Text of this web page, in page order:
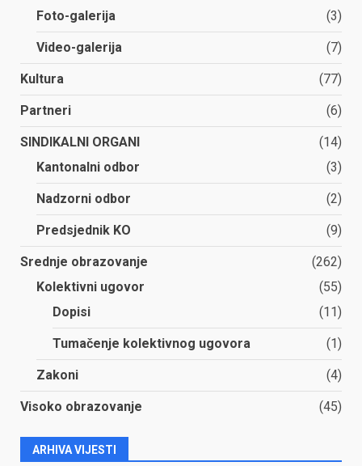
Foto-galerija
(3)
Video-galerija (7)
Kultura (77)
Partneri (6)
SINDIKALNI ORGANI
(14)
Kantonalni odbor
(3)
Nadzorni odbor (2)
Predsjednik KO (9)
Srednje obrazovanje
(262)
Kolektivni ugovor
(55)
Dopisi
(11)
Tumačenje kolektivnog ugovora (1)
Zakoni (4)
Visoko obrazovanje (45)
ARHIVA VIJESTI